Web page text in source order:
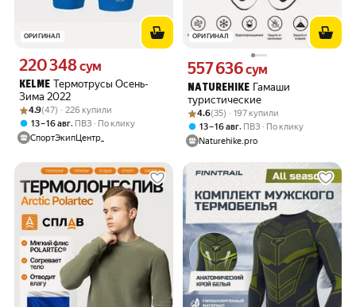
ОРИГИНАЛ
KELME Термотрусы Осень-
Зима 2022
Цена 220348 сум вместо
220 348сум
Рейтинг товара: 4.9 из 5
Оценок: (47) · 226 купили
4.9(47) · 226 купили
13 – 16 авг, ПВЗ
По клику
СпортЭкипЦентр_
ОРИГИНАЛ
NATUREHIKE Гамаши
туристические
Цена 557636 сум вместо
557 636сум
Рейтинг товара: 4.6 из 5
Оценок: (35) · 197 купили
4.6(35) · 197 купили
13 – 16 авг, ПВЗ
По клику
Naturehike.pro